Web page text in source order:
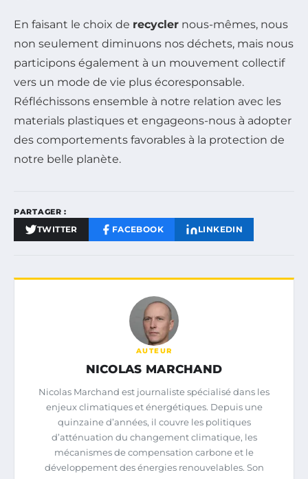
En faisant le choix de recycler nous-mêmes, nous
non seulement diminuons nos déchets, mais nous
participons également à un mouvement collectif
vers un mode de vie plus écoresponsable.
Réfléchissons ensemble à notre relation avec les
materials plastiques et engageons-nous à adopter
des comportements favorables à la protection de
notre belle planète.
PARTAGER :
TWITTER FACEBOOK LINKEDIN
AUTEUR
NICOLAS MARCHAND
Nicolas Marchand est journaliste spécialisé dans les
enjeux climatiques et énergétiques. Depuis une
quinzaine d’années, il couvre les politiques
d’atténuation du changement climatique, les
mécanismes de compensation carbone et le
développement des énergies renouvelables. Son